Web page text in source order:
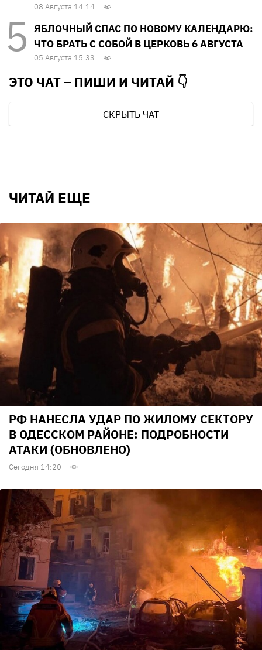
08 Августа 14:14
ЯБЛОЧНЫЙ СПАС ПО НОВОМУ КАЛЕНДАРЮ:
ЧТО БРАТЬ С СОБОЙ В ЦЕРКОВЬ 6 АВГУСТА
05 Августа 15:33
ЭТО ЧАТ – ПИШИ И ЧИТАЙ 👇
СКРЫТЬ ЧАТ
ЧИТАЙ ЕЩЕ
РФ НАНЕСЛА УДАР ПО ЖИЛОМУ СЕКТОРУ
В ОДЕССКОМ РАЙОНЕ: ПОДРОБНОСТИ
АТАКИ (ОБНОВЛЕНО)
Сегодня 14:20